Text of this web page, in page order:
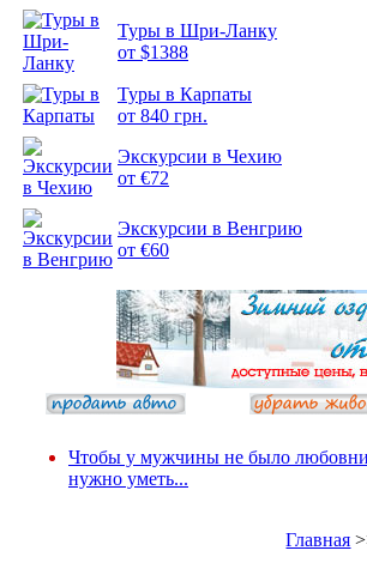
Туры в Шри-Ланку
от $1388
Туры в Карпаты
от 840 грн.
Экскурсии в Чехию
от €72
Экскурсии в Венгрию
от €60
Чтобы у мужчины не было
нужно уметь...
Главная